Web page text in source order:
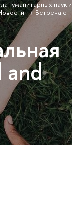
гуманитарных наук и
Встреча с
and